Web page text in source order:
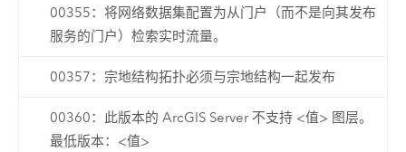
00355：将网络数据集配置为从门户（而不是向其发布
服务的门户）检索实时流量。
00357：宗地结构拓扑必须与宗地结构一起发布
00360：此版本的 ArcGIS Server 不支持 <值> 图层。
最低版本：<值>